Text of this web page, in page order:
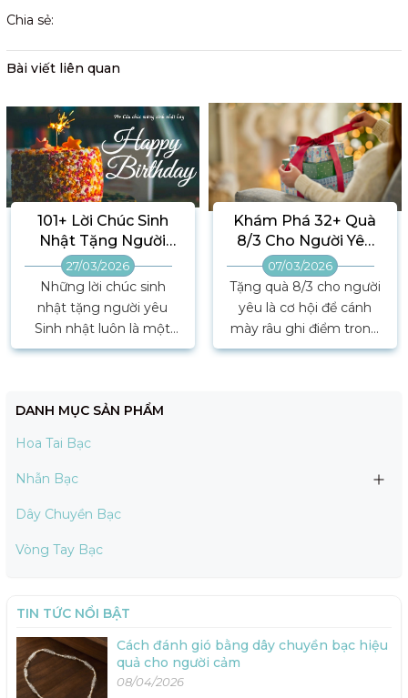
Chia sẻ:
Bài viết liên quan
101+ Lời Chúc Sinh
Nhật Tặng Người
Yêu Lãng Mạn, Hài
Hước & Ý Nghĩa Nhất
27/03/2026
Những lời chúc sinh
nhật tặng người yêu
Sinh nhật luôn là một
trong những dịp đặc
mình yêu. Một lời chúc
hài hước hay lãng mạn
cũng đủ khiến cho nửa
và được trân trọng hơn.
cũng dễ dàng tìm được
không sến, đủ ý nghĩa...
Khám Phá 32+ Quà
8/3 Cho Người Yêu
Tăng Sự Lãng Mạn
07/03/2026
Tặng quà 8/3 cho người
yêu là cơ hội để cánh
mày râu ghi điểm trong
mắt nửa kia. Tuy nhiên,
Ngay sau đây, Cara Luna
DANH MỤC SẢN PHẨM
Hoa Tai Bạc
Nhẫn Bạc
Dây Chuyền Bạc
Vòng Tay Bạc
TIN TỨC NỔI BẬT
Cách đánh gió bằng dây chuyền bạc hiệu
quả cho người cảm
08/04/2026